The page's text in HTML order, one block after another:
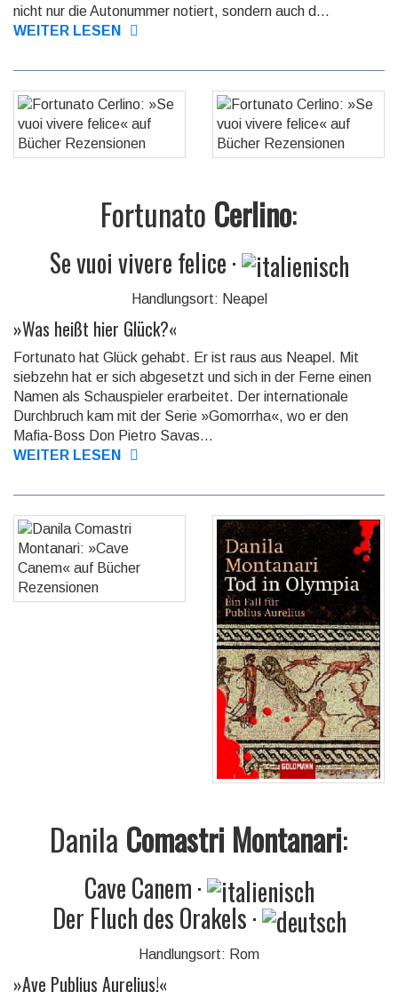
nicht nur die Auto­nummer no­tiert, sondern auch d...
WEITER LESEN
Fortunato Cerlino:
Se vuoi vivere felice·
Handlungsort: Neapel
»Was heißt hier Glück?«
Fortunato hat Glück gehabt. Er ist raus aus Neapel. Mit
siebzehn hat er sich abgesetzt und sich in der Ferne einen
Namen als Schau­spieler erarbeitet. Der inter­natio­nale
Durchbruch kam mit der Serie »Gomorrha«, wo er den
Mafia-Boss Don Pietro Savas...
WEITER LESEN
Danila Comastri Montanari:
Cave Canem·
Der Fluch des Orakels·
Handlungsort: Rom
»Ave Publius Aurelius!«